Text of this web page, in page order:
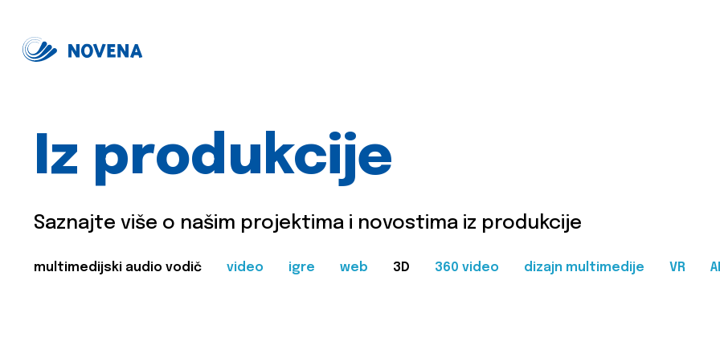
Iz produkcije
Saznajte više o našim projektima i novostima iz produkcije
multimedijski audio vodič video igre web 3D 360 video dizajn multimedije VR